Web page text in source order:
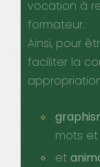
vocation à
formateur.
Ainsi, pour
faciliter la
mots
et